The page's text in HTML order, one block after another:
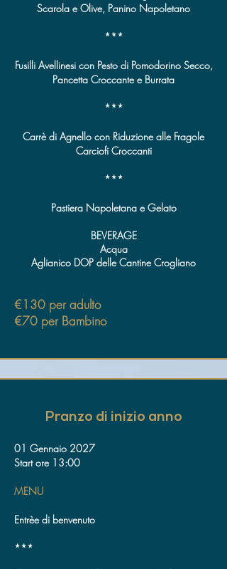
Scarola e Olive, Panino Napoletano
***
Fusilli Avellinesi con Pesto di Pomodorino Secco,
Pancetta Croccante e Burrata
***
Carrè di Agnello con Riduzione alle Fragole
Carciofi Croccanti
***
Pastiera Napoletana e Gelato
BEVERAGE
Acqua
Aglianico DOP delle Cantine Crogliano
€130 per adulto
€70 per Bambino
Pranzo di inizio anno
01 Gennaio 2027
Start ore 13:00
MENU
Entrèe di benvenuto
***